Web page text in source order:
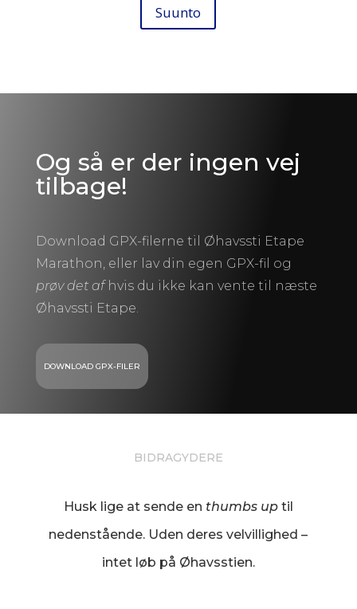
Suunto
Og så er der ingen vej
tilbage!
Download GPX-filerne til Øhavssti Etape
Marathon, eller lav din egen GPX-fil og
prøv det afhvis du ikke kan vente til næste
Øhavssti Etape.
DOWNLOAD GPX-FILER
BIDRAGYDERE
Husk lige at sende en thumbs uptil
nedenstående. Uden deres velvillighed –
intet løb på Øhavsstien.